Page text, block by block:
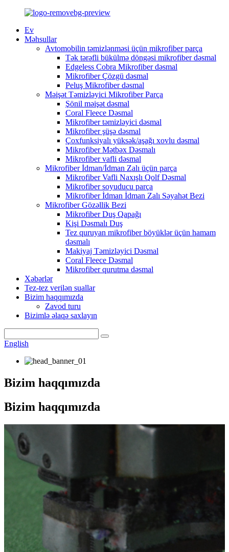
Ev
Məhsullar
Avtomobilin təmizlənməsi üçün mikrofiber parça
Tək tərəfli bükülmə döngəsi mikrofiber dəsmal
Edgeless Cobra Mikrofiber dəsmal
Mikrofiber Çözgü dəsmal
Peluş Mikrofiber dəsmal
Məişət Təmizləyici Mikrofiber Parça
Şönil məişət dəsmal
Coral Fleece Dəsmal
Mikrofiber təmizləyici dəsmal
Mikrofiber şüşə dəsmal
Çoxfunksiyalı yüksək/aşağı xovlu dəsmal
Mikrofiber Mətbəx Dəsmalı
Mikrofiber vafli dəsmal
Mikrofiber İdman/İdman Zalı üçün parça
Mikrofiber Vafli Naxışlı Qolf Dəsmal
Mikrofiber soyuducu parça
Mikrofiber İdman İdman Zalı Səyahət Bezi
Mikrofiber Gözəllik Bezi
Mikrofiber Duş Qapağı
Kişi Dəsmalı Duş
Tez quruyan mikrofiber böyüklər üçün hamam
dəsmalı
Makiyaj Təmizləyici Dəsmal
Coral Fleece Dəsmal
Mikrofiber qurutma dəsmal
Xəbərlər
Tez-tez verilən suallar
Bizim haqqımızda
Zavod turu
Bizimlə əlaqə saxlayın
English
Bizim haqqımızda
Bizim haqqımızda